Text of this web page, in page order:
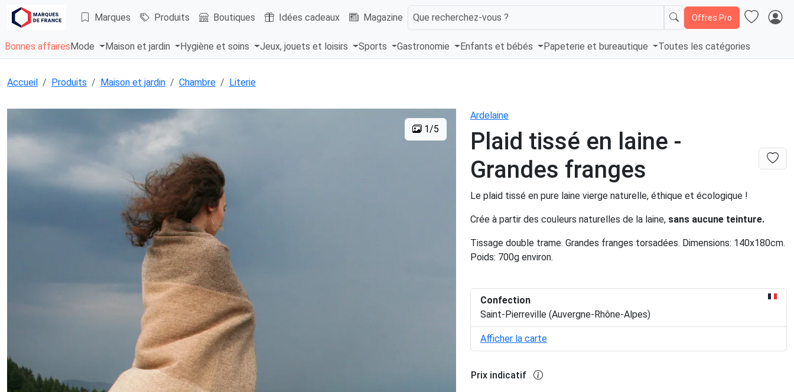
Marques Produits Boutiques Idées cadeaux Magazine Que recherchez-vous ? Offres Pro
Bonnes affaires Mode Maison et jardin Hygiène et soins Jeux, jouets et loisirs Sports Gastronomie Enfants et bébés Papeterie et bureautique Toutes les catégories
Accueil Produits Maison et jardin Chambre Literie
1/5
Ardelaine
Plaid tissé en laine -
Grandes franges
Le plaid tissé en pure laine vierge naturelle, éthique et écologique !
Crée à partir des couleurs naturelles de la laine, sans aucune teinture.
Tissage double trame. Grandes franges torsadées. Dimensions: 140x180cm.
Poids: 700g environ.
Confection
Saint-Pierreville (Auvergne-Rhône-Alpes)
Afficher la carte
Prix indicatif